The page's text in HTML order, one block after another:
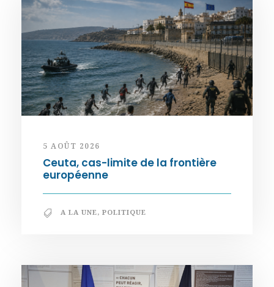
5 AOÛT 2026
Ceuta, cas-limite de la frontière
européenne
A LA UNE, POLITIQUE